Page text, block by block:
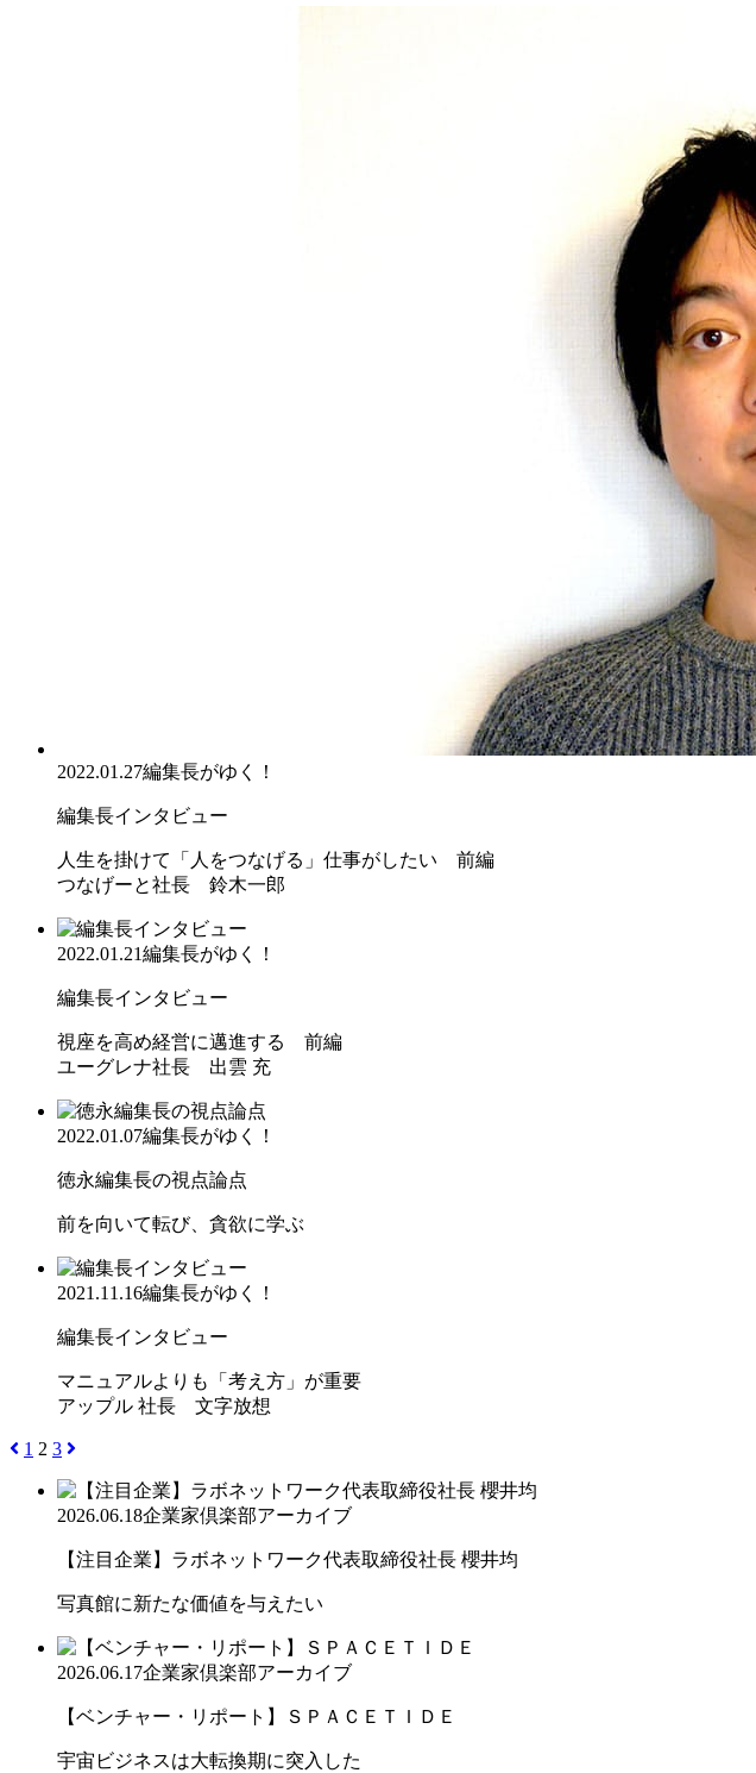
2022.01.27編集長がゆく！
編集長インタビュー
人生を掛けて「人をつなげる」仕事がしたい 前編
つなげーと社長 鈴木一郎
2022.01.21編集長がゆく！
編集長インタビュー
視座を高め経営に邁進する 前編
ユーグレナ社長 出雲 充
2022.01.07編集長がゆく！
徳永編集長の視点論点
前を向いて転び、貪欲に学ぶ
2021.11.16編集長がゆく！
編集長インタビュー
マニュアルよりも「考え方」が重要
アップル 社長 文字放想
1 2 3
2026.06.18企業家倶楽部アーカイブ
【注目企業】ラボネットワーク代表取締役社長 櫻井均
写真館に新たな価値を与えたい
2026.06.17企業家倶楽部アーカイブ
【ベンチャー・リポート】ＳＰＡＣＥＴＩＤＥ
宇宙ビジネスは大転換期に突入した